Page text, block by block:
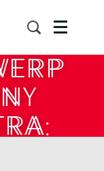
Menu
VAN